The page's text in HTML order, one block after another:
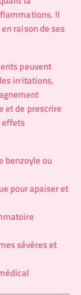
Il
raison de ses
peuvent
irritations,
et de prescrire
effets
benzoyle ou
pour apaiser et
sévères et